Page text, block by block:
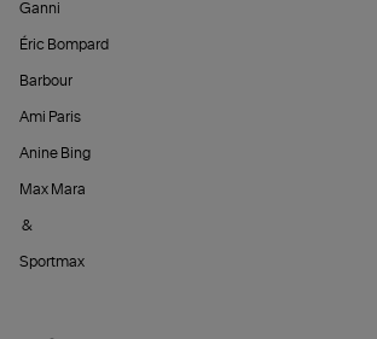
Ganni
Éric Bompard
Barbour
Ami Paris
Anine Bing
Max Mara
&
Sportmax